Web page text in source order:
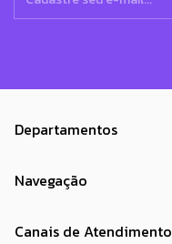
Departamentos
Navegação
Canais de Atendimento